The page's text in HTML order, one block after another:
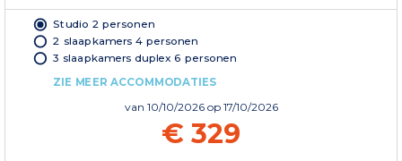
Studio 2 personen
2 slaapkamers 4 personen
3 slaapkamers duplex 6 personen
ZIE MEER ACCOMMODATIES
van 10/10/2026 op 17/10/2026
€ 329